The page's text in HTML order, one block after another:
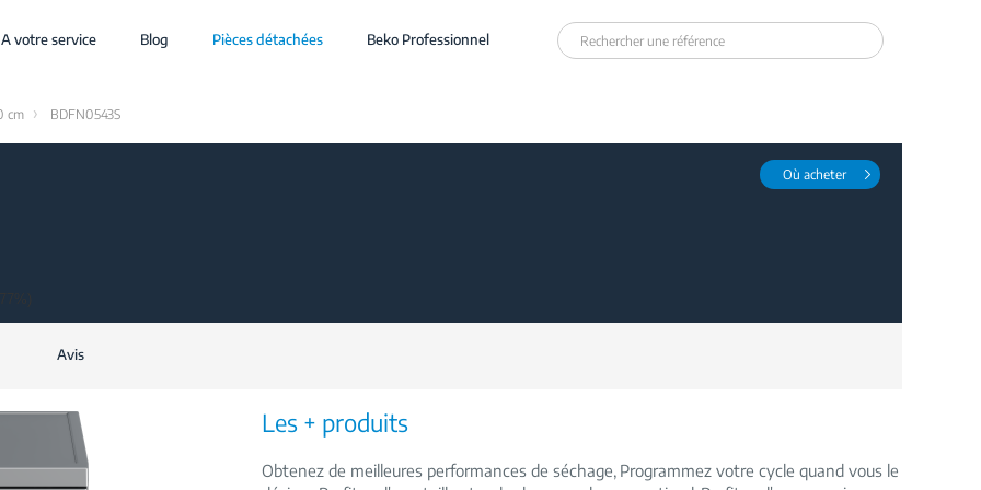
A votre service Blog Pièces détachées Beko Professionnel
cm BDFN0543S
Où acheter
Avis
Les + produits
Obtenez de meilleures performances de séchage Programmez votre cycle quand vous le